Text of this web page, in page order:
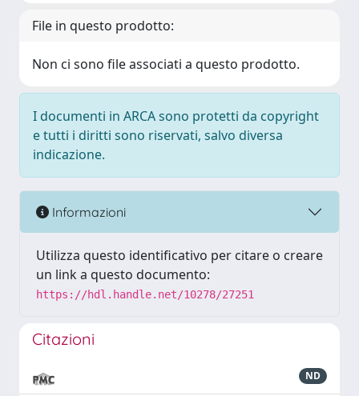
File in questo prodotto:
Non ci sono file associati a questo prodotto.
I documenti in ARCA sono protetti da copyright
e tutti i diritti sono riservati, salvo diversa
indicazione.
Informazioni
Utilizza questo identificativo per citare o creare
un link a questo documento:
https://hdl.handle.net/10278/27251
Citazioni
ND